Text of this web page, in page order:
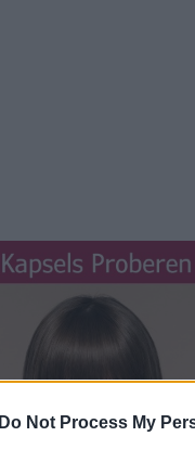
Do Not Process My